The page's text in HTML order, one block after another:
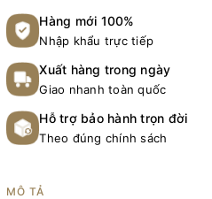
Hàng mới 100%
Nhập khẩu trực tiếp
Xuất hàng trong ngày
Giao nhanh toàn quốc
Hỗ trợ bảo hành trọn đời
Theo đúng chính sách
MÔ TẢ